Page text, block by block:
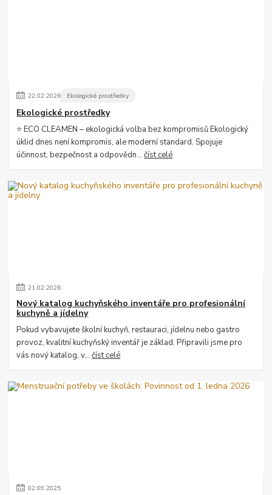
22.02.2026 Ekologické prostředky
Ekologické prostředky
⭐ ECO CLEAMEN – ekologická volba bez kompromisů Ekologický
úklid dnes není kompromis, ale moderní standard. Spojuje
účinnost, bezpečnost a odpovědn...číst celé
21.02.2026
Nový katalog kuchyňského inventáře pro profesionální
kuchyně a jídelny
Pokud vybavujete školní kuchyň, restauraci, jídelnu nebo gastro
provoz, kvalitní kuchyňský inventář je základ. Připravili jsme pro
vás nový katalog, v...číst celé
02.09.2025